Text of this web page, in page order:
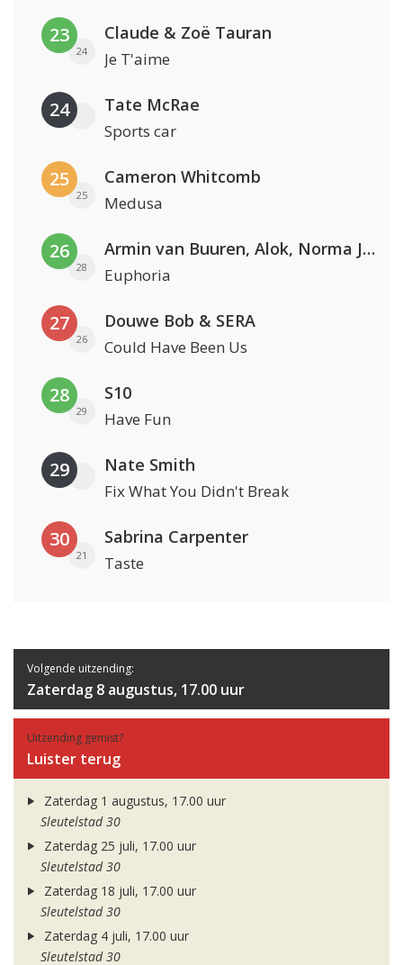
23
24
Claude & Zoë Tauran
Je T'aime
24 Tate McRae
Sports car
25
25
Cameron Whitcomb
Medusa
26
28
Armin van Buuren, Alok, Norma Jean Martine & LAWRENT
Euphoria
27
26
Douwe Bob & SERA
Could Have Been Us
28
29
S10
Have Fun
29 Nate Smith
Fix What You Didn't Break
30
21
Sabrina Carpenter
Taste
Volgende uitzending:
Zaterdag 8 augustus, 17.00 uur
Uitzending gemist?
Luister terug
Zaterdag 1 augustus, 17.00 uur
Sleutelstad 30
Zaterdag 25 juli, 17.00 uur
Sleutelstad 30
Zaterdag 18 juli, 17.00 uur
Sleutelstad 30
Zaterdag 4 juli, 17.00 uur
Sleutelstad 30